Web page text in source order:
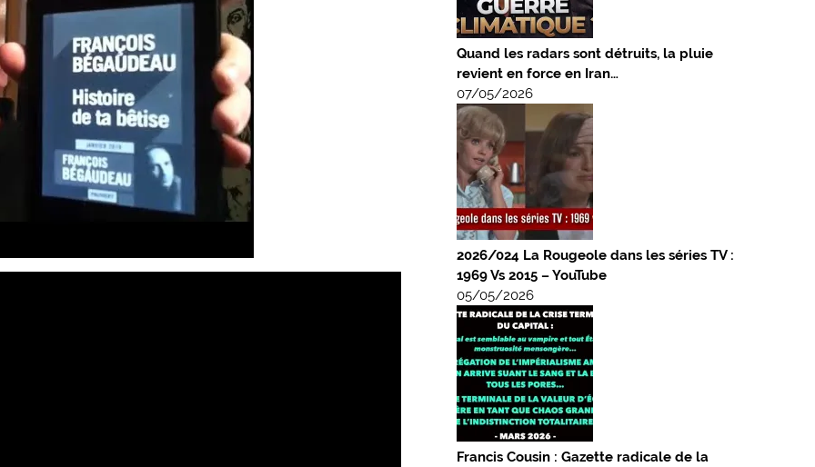
Quand les radars sont détruits, la pluie
revient en force en Iran…
07/05/2026
2026/024 La Rougeole dans les séries TV :
1969 Vs 2015 – YouTube
05/05/2026
Francis Cousin : Gazette radicale de la